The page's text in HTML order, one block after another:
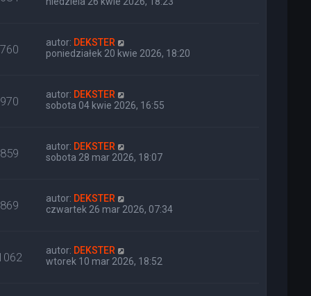
760 autor: DEKSTER
poniedziałek 20 kwie 2026, 18:20
970 autor: DEKSTER
sobota 04 kwie 2026, 16:55
859 autor: DEKSTER
sobota 28 mar 2026, 18:07
869 autor: DEKSTER
czwartek 26 mar 2026, 07:34
autor: DEKSTER
wtorek 10 mar 2026, 18:52